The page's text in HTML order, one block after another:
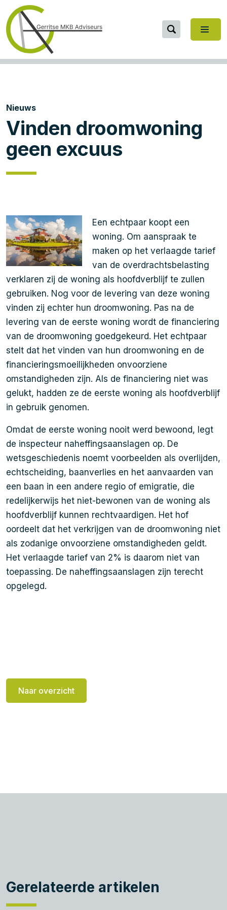
Nieuws
Vinden droomwoning
geen excuus
Een echtpaar koopt een
woning. Om aanspraak te
maken op het verlaagde tarief
van de overdrachtsbelasting
verklaren zij de woning als hoofdverblijf te zullen
gebruiken. Nog voor de levering van deze woning
vinden zij echter hun droomwoning. Pas na de
levering van de eerste woning wordt de financiering
van de droomwoning goedgekeurd. Het echtpaar
stelt dat het vinden van hun droomwoning en de
financieringsmoeilijkheden onvoorziene
omstandigheden zijn. Als de financiering niet was
gelukt, hadden ze de eerste woning als hoofdverblijf
in gebruik genomen.
Omdat de eerste woning nooit werd bewoond, legt
de inspecteur naheffingsaanslagen op. De
wetsgeschiedenis noemt voorbeelden als overlijden,
echtscheiding, baanverlies en het aanvaarden van
een baan in een andere regio of emigratie, die
redelijkerwijs het niet-bewonen van de woning als
hoofdverblijf kunnen rechtvaardigen. Het hof
oordeelt dat het verkrijgen van de droomwoning niet
als zodanige onvoorziene omstandigheden geldt.
Het verlaagde tarief van 2% is daarom niet van
toepassing. De naheffingsaanslagen zijn terecht
opgelegd.
Naar overzicht
Gerelateerde artikelen